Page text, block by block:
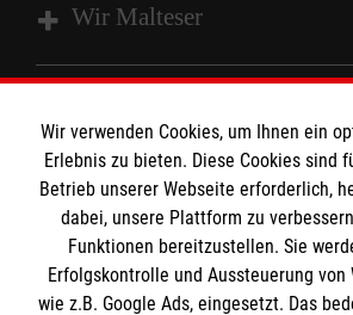
Wir Malteser
Angebote und Leistungen
Mitwirken
Ansprechpartner
Standorte
Informationen
Kontakt
Impressum
Datenschutz
Malteser online
Wir verwenden Cookies, um Ihnen ein
Erlebnis zu bieten. Diese Cookies sind
Betrieb unserer Webseite erforderlich,
dabei, unsere Plattform zu
Funktionen bereitzustellen. Sie
Erfolgskontrolle und Aussteuerung von
wie z.B. Google Ads, eingesetzt. Das